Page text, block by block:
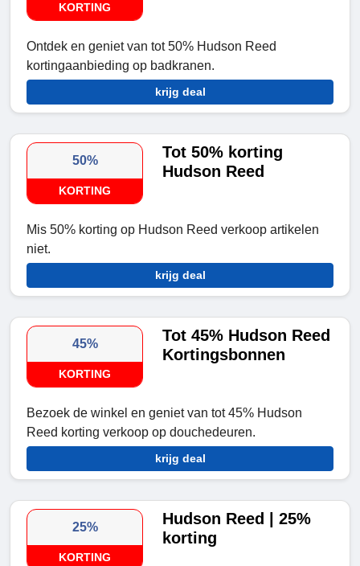
KORTING
Ontdek en geniet van tot 50% Hudson Reed
kortingaanbieding op badkranen.
krijg deal
50%
KORTING
Tot 50% korting
Hudson Reed
Mis 50% korting op Hudson Reed verkoop artikelen
niet.
krijg deal
45%
KORTING
Tot 45% Hudson Reed
Kortingsbonnen
Bezoek de winkel en geniet van tot 45% Hudson
Reed korting verkoop op douchedeuren.
krijg deal
25%
KORTING
Hudson Reed | 25%
korting